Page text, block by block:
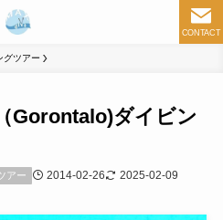
CONTACT
グツアー
Gorontalo)ダイビン
アー 2014-02-26 2025-02-09